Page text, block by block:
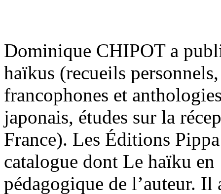
Dominique CHIPOT a
haïkus (recueils
francophones et
japonais, études sur la
France). Les Éditions
catalogue dont Le haïku
pédagogique de l’auteur.